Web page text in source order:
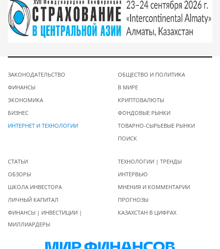
ЗАКОНОДАТЕЛЬСТВО
ФИНАНСЫ
ЭКОНОМИКА
БИЗНЕС
ИНТЕРНЕТ И ТЕХНОЛОГИИ
ОБЩЕСТВО И ПОЛИТИКА
В МИРЕ
КРИПТОВАЛЮТЫ
ФОНДОВЫЕ РЫНКИ
ТОВАРНО-СЫРЬЕВЫЕ РЫНКИ
ПОИСК
СТАТЬИ
ОБЗОРЫ
ШКОЛА ИНВЕСТОРА
ЛИЧНЫЙ КАПИТАЛ
ФИНАНСЫ | ИНВЕСТИЦИИ |
МИЛЛИАРДЕРЫ
ТЕХНОЛОГИИ | ТРЕНДЫ
ИНТЕРВЬЮ
МНЕНИЯ И КОММЕНТАРИИ
ПРОГНОЗЫ
КАЗАХСТАН В ЦИФРАХ